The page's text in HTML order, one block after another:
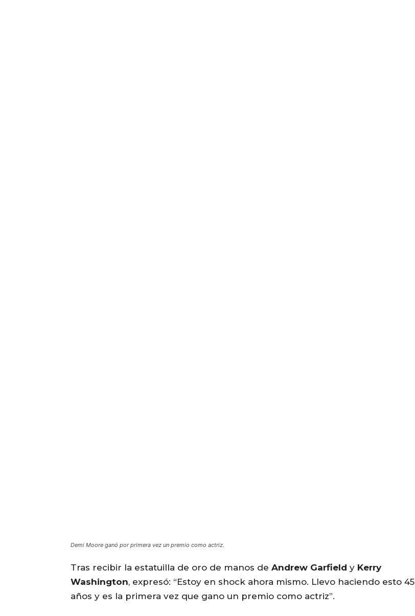
Demi Moore ganó por primera vez un premio como actriz.
Tras recibir la estatuilla de oro de manos de Andrew Garfield y Kerry
Washington, expresó: “Estoy en shock ahora mismo. Llevo haciendo esto 45
años y es la primera vez que gano un premio como actriz”.